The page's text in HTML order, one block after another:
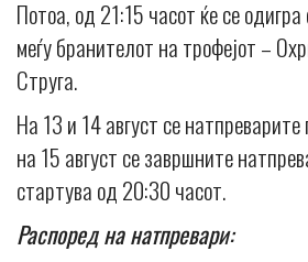
Потоа, од 21:15 часот ќе се одигра
меѓу бранителот на трофејот –
Струга.
На 13 и 14 август се
на 15 август се завршните
стартува од 20:30 часот.
Распоред на натпревари: